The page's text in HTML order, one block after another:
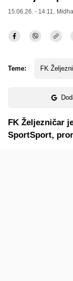
15.06.26. - 14:11,
Teme: FK
FK Željezničar
SportSport,